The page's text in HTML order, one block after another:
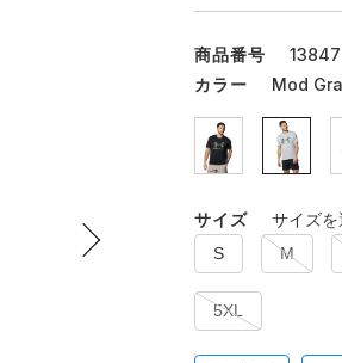
商品番号
カラー
Mod
サイズ サイズ
S M
5XL